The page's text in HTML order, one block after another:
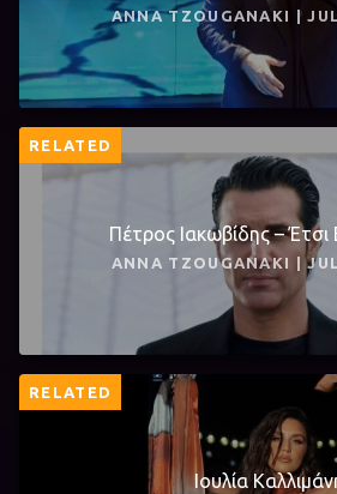
ANNA TZOUGANAKI |
RELATED
Πέτρος Ιακωβίδης – Έτσι
ANNA TZOUGANAKI |
RELATED
Ιουλία